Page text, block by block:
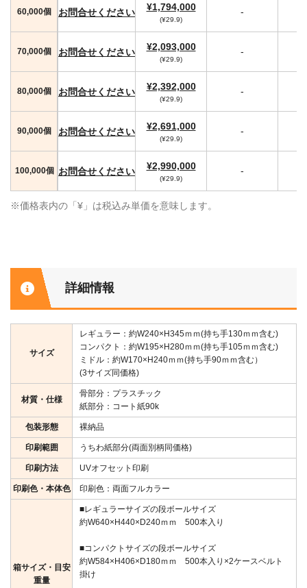
60,000個 お問合せください ¥1,794,000
(¥29.9)
-
70,000個 お問合せください ¥2,093,000
(¥29.9)
-
80,000個 お問合せください ¥2,392,000
(¥29.9)
-
90,000個 お問合せください ¥2,691,000
(¥29.9)
-
100,000個 お問合せください ¥2,990,000
(¥29.9)
-
※価格表内の「¥」は税込み単価を意味します。
詳細情報
サイズ
レギュラー：約W240×H345ｍｍ(持ち手130ｍｍ含む)
コンパクト：約W195×H280ｍｍ(持ち手105ｍｍ含む)
ミドル：約W170×H240ｍｍ(持ち手90ｍｍ含む）
(3サイズ同価格)
材質・仕様
骨部分：プラスチック
紙部分：コート紙90k
包装形態 裸納品
印刷範囲 うちわ紙部分(両面別柄同価格)
印刷方法 UVオフセット印刷
印刷色・本体色 印刷色：両面フルカラー
箱サイズ・目安
重量
■レギュラーサイズの段ボールサイズ
約W640×H440×D240ｍｍ 500本入り
■コンパクトサイズの段ボールサイズ
約W584×H406×D180ｍｍ 500本入り×2ケースベルト
掛け